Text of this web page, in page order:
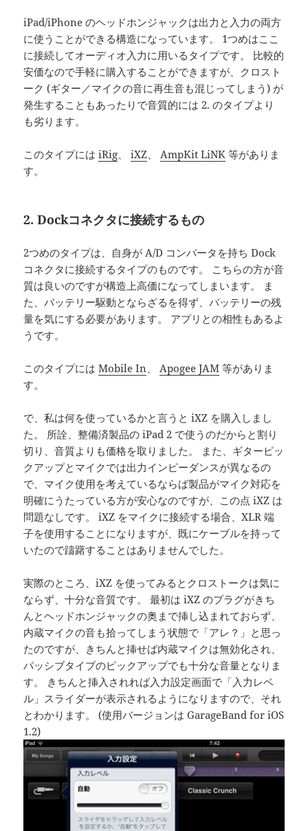
iPad/iPhone のヘッドホンジャックは出力と入力の両方
に使うことができる構造になっています。 1つめはここ
に接続してオーディオ入力に用いるタイプです。 比較的
安価なので手軽に購入することができますが、クロスト
ーク (ギター／マイクの音に再生音も混じってしまう) が
発生することもあったりで音質的には 2. のタイプより
も劣ります。
このタイプにはiRig、iXZ、AmpKit LiNK 等がありま
す。
2. Dockコネクタに接続するもの
2つめのタイプは、自身が A/D コンバータを持ち Dock
コネクタに接続するタイプのものです。 こちらの方が音
質は良いのですが構造上高価になってしまいます。 ま
た、バッテリー駆動とならざるを得ず、バッテリーの残
量を気にする必要があります。 アプリとの相性もあるよ
うです。
このタイプにはMobile In、Apogee JAM 等がありま
す。
で、私は何を使っているかと言うと iXZ を購入しまし
た。 所詮、整備済製品の iPad 2 で使うのだからと割り
切り、音質よりも価格を取りました。 また、ギターピッ
クアップとマイクでは出力インピーダンスが異なるの
で、マイク使用を考えているならば製品がマイク対応を
明確にうたっている方が安心なのですが、この点 iXZ は
問題なしです。 iXZ をマイクに接続する場合、XLR 端
子を使用することになりますが、既にケーブルを持って
いたので躊躇することはありませんでした。
実際のところ、iXZ を使ってみるとクロストークは気に
ならず、十分な音質です。 最初は iXZ のプラグがきち
んとヘッドホンジャックの奥まで挿し込まれておらず、
内蔵マイクの音も拾ってしまう状態で「アレ？」と思っ
たのですが、きちんと挿せば内蔵マイクは無効化され、
パッシブタイプのピックアップでも十分な音量となりま
す。 きちんと挿入されれば入力設定画面で「入力レベ
ル」スライダーが表示されるようになりますので、それ
とわかります。 (使用バージョンは GarageBand for iOS
1.2)